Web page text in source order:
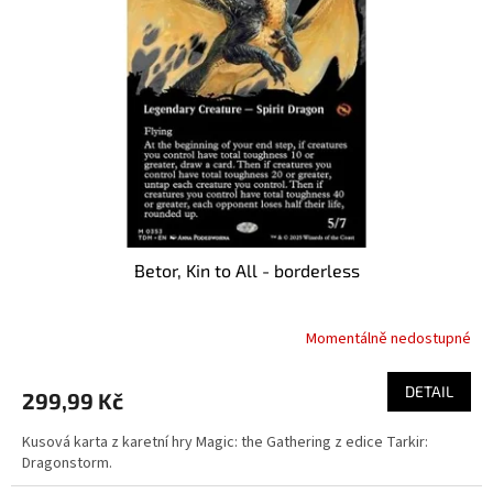
Betor, Kin to All - borderless
Momentálně nedostupné
299,99 Kč DETAIL
Kusová karta z karetní hry Magic: the Gathering z edice Tarkir:
Dragonstorm.